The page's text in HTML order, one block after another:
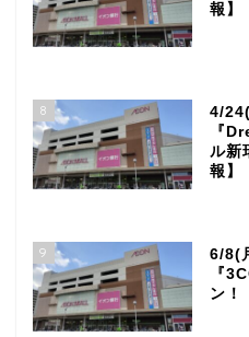
報】
8
4/
『
ル新
報】
9
6/8(
『
ン！